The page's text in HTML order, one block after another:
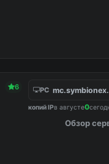
6 PC
копий IPв августе0
Обзор